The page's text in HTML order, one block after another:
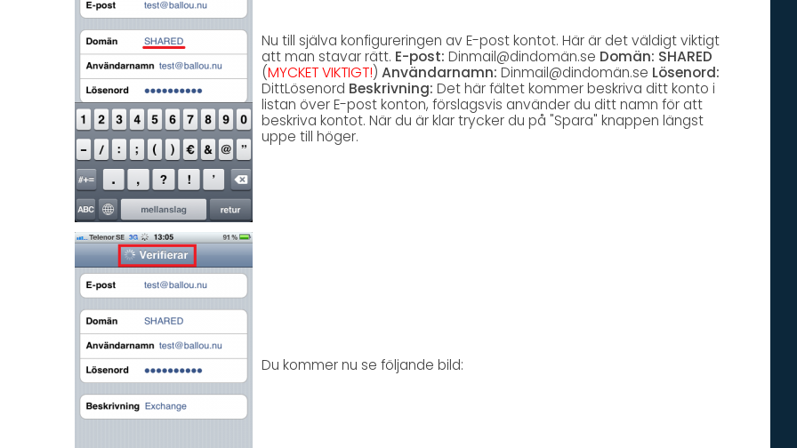
Nu till själva konfigureringen av E-post kontot. Här är det väldigt viktigt
att man stavar rätt. E-post: Dinmail@dindomän.se Domän: SHARED
(MYCKET VIKTIGT!) Användarnamn: Dinmail@dindomän.se Lösenord:
DittLösenord Beskrivning: Det här fältet kommer beskriva ditt konto i
listan över E-post konton, förslagsvis använder du ditt namn för att
beskriva kontot. När du är klar trycker du på "Spara" knappen längst
uppe till höger.
Du kommer nu se följande bild: